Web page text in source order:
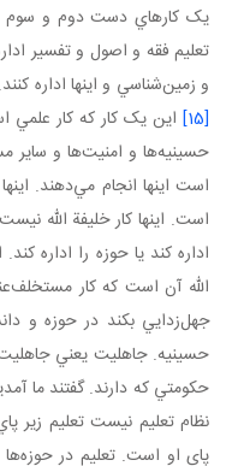
يک کارهاي دست دوم و سوم
تعليم فقه و اصول و تفسير
و زمين‌شناسي و اينها اداره
[15]
اين يک کار که کار علمي
حسينيه‌ها و امنيت‌ها و
است اينها انجام مي‌دهند.
است. اينها کار خليفة الله
اداره کند يا حوزه را اداره
الله آن است که کار
جهل‌زدايي بکند در حوزه و
حسينيه. جاهليت يعني
حکومتي که دارند. گفتند ما
نظام تعليم نيست تعليم زير
پاي او است. تعليم در